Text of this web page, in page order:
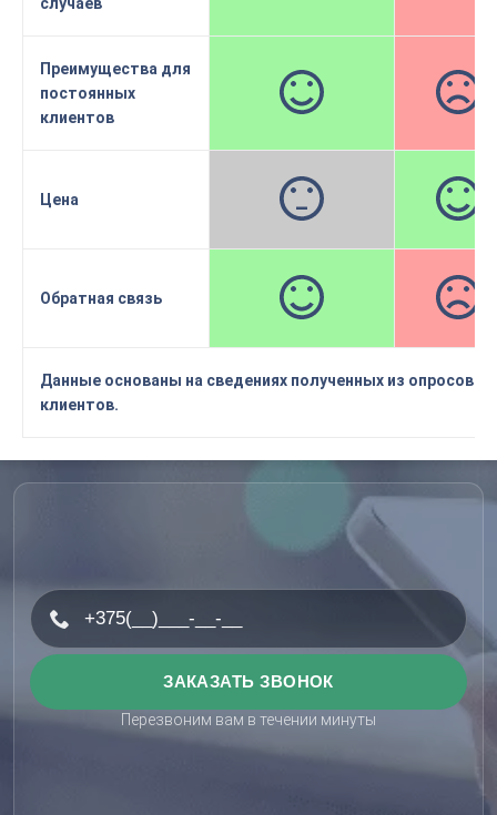
Преимущества для
постоянных
клиентов
Цена
Обратная связь
Данные основаны на сведениях полученных из опросов и
клиентов.
Перезвоним вам в течении минуты